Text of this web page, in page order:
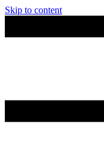
Skip to content